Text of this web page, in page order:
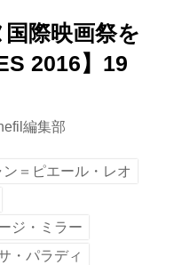
際映画祭を
2016】19
編集部
ン＝ピエール・レオ
ジ・ミラー
・パラディ